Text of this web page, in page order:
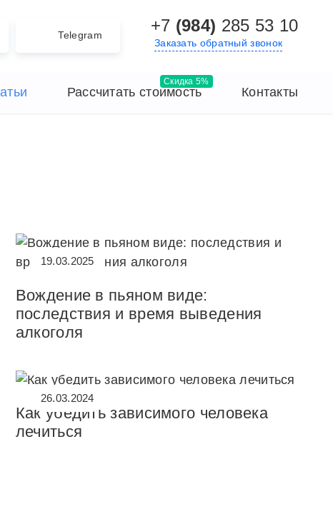
Telegram +7 (984) 285 53 10
Заказать обратный звонок
Рассчитать стоимость Контакты
19.03.2025
Вождение в пьяном виде:
последствия и время выведения
алкоголя
26.03.2024
Как убедить зависимого человека
лечиться